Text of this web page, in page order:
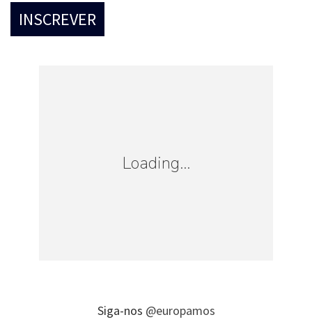
Loading...
Siga-nos @europamos